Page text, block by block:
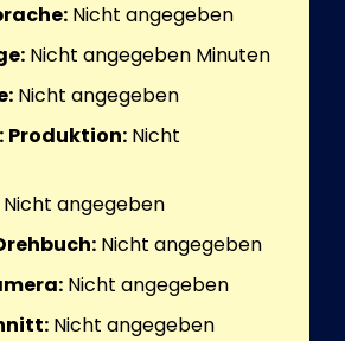
Nicht angegeben
Nicht angegeben Minuten
Nicht angegeben
Produktion: Nicht
Nicht angegeben
Nicht angegeben
Nicht angegeben
Nicht angegeben